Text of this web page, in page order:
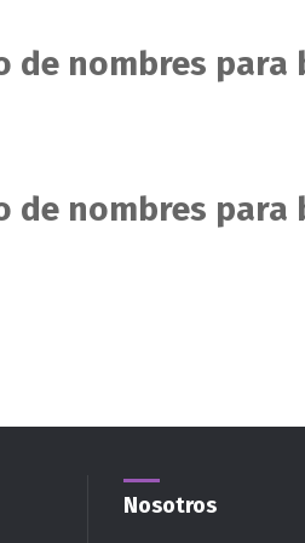
de nombres para
de nombres para
Nosotros